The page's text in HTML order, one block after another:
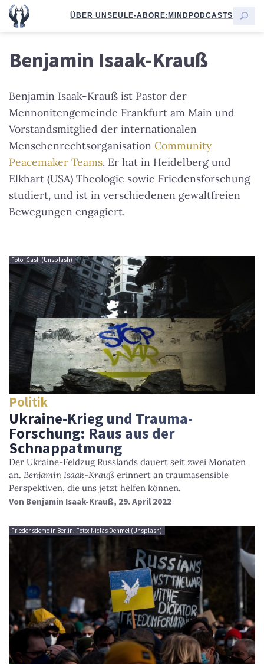
ÜBER UNSEULE-ABORE:MINDPODCASTS
Benjamin Isaak-Krauß
Benjamin Isaak-Krauß ist Pastor der
Mennonitengemeinde Frankfurt am Main und
Vorstandsmitglied der internationalen
Menschenrechtsorganisation Community
Peacemaker Teams. Er hat in Heidelberg und
Elkhart (USA) Theologie sowie Friedensforschung
studiert, und ist in verschiedenen gewaltfreien
Bewegungen engagiert.
Foto: Cash (Unsplash)
Politik
Ukraine-Krieg und Trauma-
Forschung: Raus aus der
Schnappatmung
Der Ukraine-Feldzug Russlands dauert seit zwei Monaten
an. Benjamin Isaak-Krauß erinnert an traumasensible
Perspektiven, die uns jetzt helfen können.
Von Benjamin Isaak-Krauß, 29. April 2022
Friedensdemo in Berlin, Foto: Niclas Dehmel (Unsplash)